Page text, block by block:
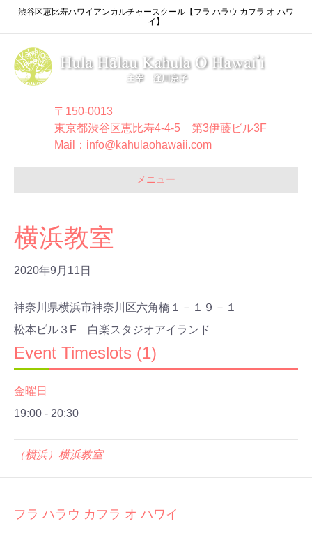
渋谷区恵比寿ハワイアンカルチャースクール【フラ ハラウ カフラ オ ハワ
イ】
〒150-0013
東京都渋谷区恵比寿4-4-5 第3伊藤ビル3F
Mail：info@kahulaohawaii.com
メニュー
横浜教室
2020年9月11日
神奈川県横浜市神奈川区六角橋１－１９－１
松本ビル３F 白楽スタジオアイランド
Event Timeslots (1)
金曜日
19:00 - 20:30
（横浜）横浜教室
フラ ハラウ カフラ オ ハワイ